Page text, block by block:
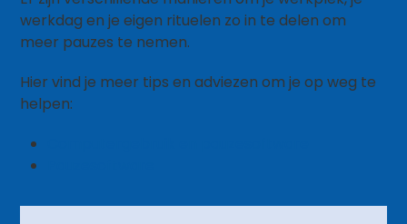
werkdag en je eigen rituelen zo in te delen om
meer pauzes te nemen.
Hier vind je meer tips en adviezen om je op weg te
helpen: